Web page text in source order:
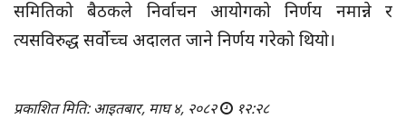
समितिको बैठकले निर्वाचन आयोगको निर्णय नमान्ने र
त्यसविरुद्ध सर्वोच्च अदालत जाने निर्णय गरेको थियो।
प्रकाशित मिति: आइतबार, माघ ४, २०८२ १२:२८